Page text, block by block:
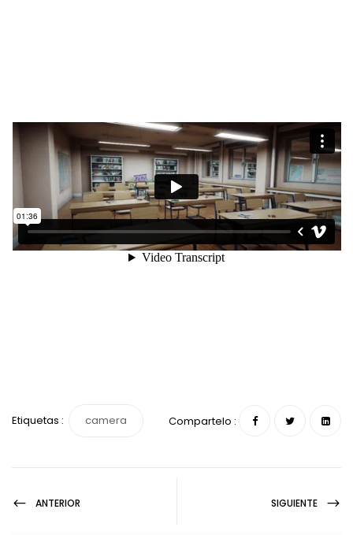
Etiquetas : camera Compartelo :
ANTERIOR SIGUIENTE